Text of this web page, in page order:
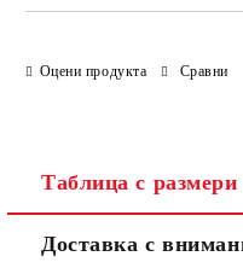
Оцени продукта Сравни
Таблица с размери
Доставка с